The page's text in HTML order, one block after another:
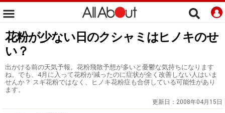
花粉が少ない日のクシャミはヒノキのせ
い？
出かける前の天気予報。花粉飛散予想が多いと憂鬱な気持ちになります
ね。でも、4月に入って花粉が減ったのに症状が全く改善しない人はいま
せんか？ スギ花粉ではなく、ヒノキ花粉症も合併している可能性があり
ます。
更新日： 2008年04月15日